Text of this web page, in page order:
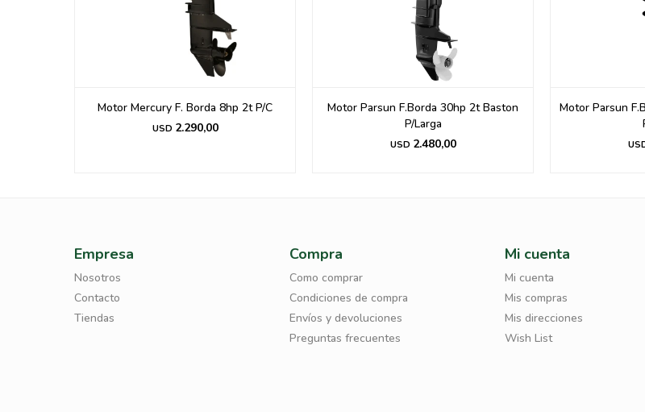
Motor Mercury F. Borda 8hp 2t P/C
USD 2.290,00
Motor Parsun F.Borda 30hp 2t Baston
P/Larga
USD 2.480,00
Motor Parsun
Empresa
Nosotros
Contacto
Tiendas
Compra
Como comprar
Condiciones de compra
Envíos y devoluciones
Preguntas frecuentes
Mi cuenta
Mi cuenta
Mis compras
Mis direcciones
Wish List